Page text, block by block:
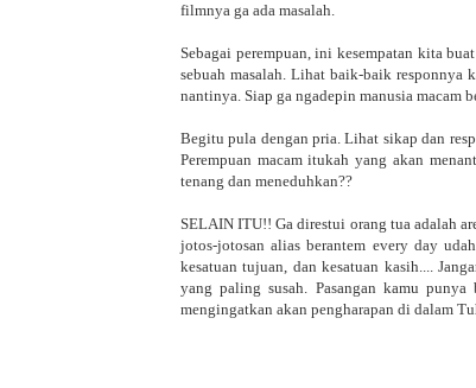
filmnya ga ada masalah.
Sebagai perempuan, ini kesempatan kita
sebuah masalah. Lihat baik-baik responnya
nantinya. Siap ga ngadepin manusia macam
Begitu pula dengan pria. Lihat sikap dan
Perempuan macam itukah yang akan
tenang dan meneduhkan??
SELAIN ITU!! Ga direstui orang tua adalah
jotos-jotosan alias berantem every day
kesatuan tujuan, dan kesatuan kasih....
yang paling susah. Pasangan kamu
mengingatkan akan pengharapan di dalam